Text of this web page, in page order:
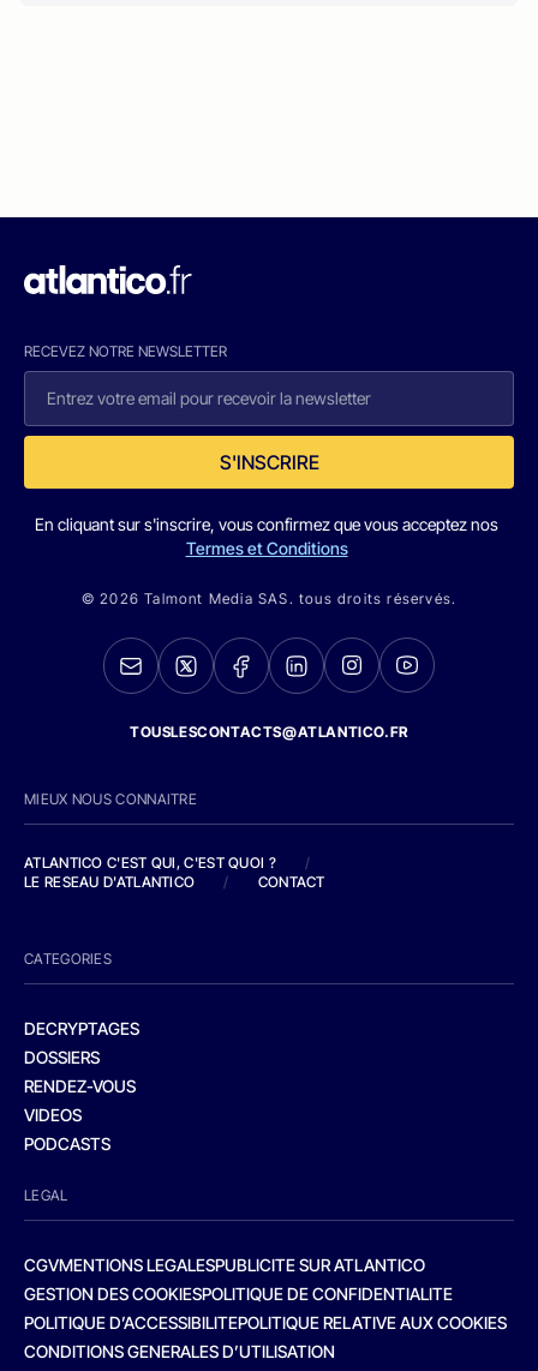
RECEVEZ NOTRE NEWSLETTER
S'INSCRIRE
En cliquant sur s'inscrire, vous confirmez que vous acceptez nos
Termes et Conditions
© 2026 Talmont Media SAS. tous droits réservés.
TOUSLESCONTACTS@ATLANTICO.FR
MIEUX NOUS CONNAITRE
ATLANTICO C'EST QUI, C'EST QUOI ?
/
LE RESEAU D'ATLANTICO
/ CONTACT
CATEGORIES
DECRYPTAGES
DOSSIERS
RENDEZ-VOUS
VIDEOS
PODCASTS
LEGAL
CGVMENTIONS LEGALESPUBLICITE SUR ATLANTICO
GESTION DES COOKIESPOLITIQUE DE CONFIDENTIALITE
POLITIQUE D’ACCESSIBILITEPOLITIQUE RELATIVE AUX COOKIES
CONDITIONS GENERALES D’UTILISATION